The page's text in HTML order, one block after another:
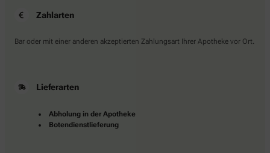
Zahlarten
Bar oder mit einer anderen akzeptierten Zahlungsart Ihrer Apotheke vor Ort.
Lieferarten
Abholung in der Apotheke
Botendienstlieferung